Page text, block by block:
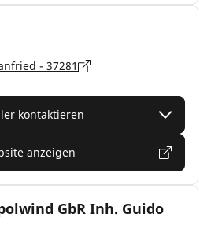
- 37281
kontaktieren
anzeigen
GbR Inh. Guido